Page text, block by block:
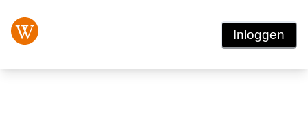
Inloggen